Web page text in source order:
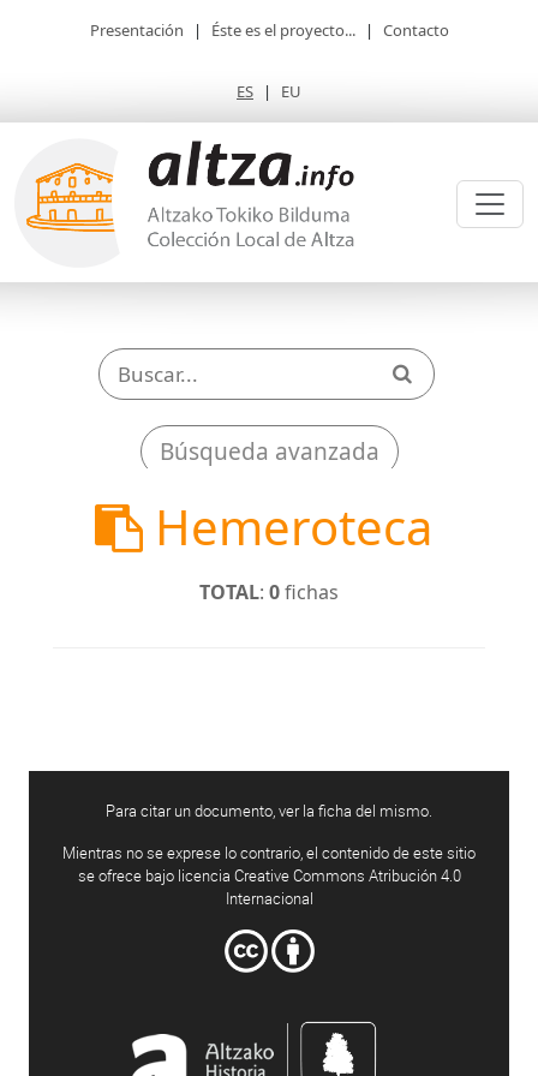
Presentación | Éste es el proyecto... | Contacto
ES | EU
Búsqueda avanzada
Hemeroteca
TOTAL: 0fichas
Para citar un documento, ver la ficha del mismo.
Mientras no se exprese lo contrario, el contenido de este sitio
se ofrece bajo licencia Creative Commons Atribución 4.0
Internacional